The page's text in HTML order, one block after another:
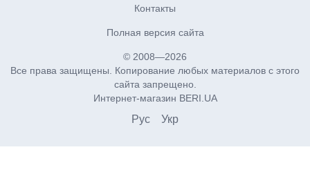
Контакты
Полная версия сайта
© 2008—2026
Все права защищены. Копирование любых материалов с этого
сайта запрещено.
Интернет-магазин BERI.UA
Рус Укр